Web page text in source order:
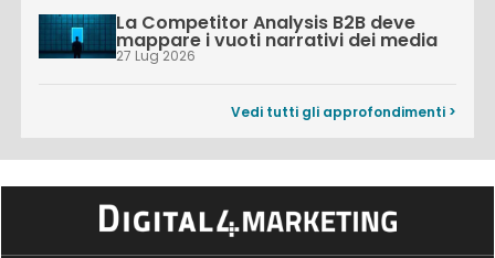
La Competitor Analysis B2B deve
mappare i vuoti narrativi dei media
27 Lug 2026
Vedi tutti gli approfondimenti >